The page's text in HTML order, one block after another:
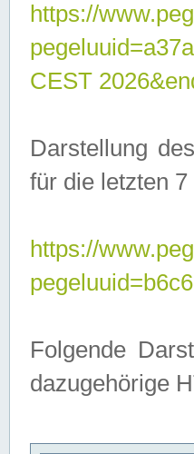
https://
CEST
Darstellung
für die letzten
https://
Folgende
dazugehörige